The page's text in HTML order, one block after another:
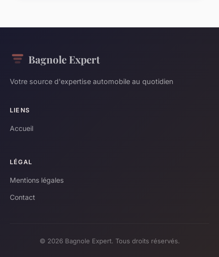
Bagnole Expert
Votre source d'expertise automobile au quotidien
LIENS
Accueil
LÉGAL
Mentions légales
Contact
© 2026 Bagnole Expert. Tous droits réservés.